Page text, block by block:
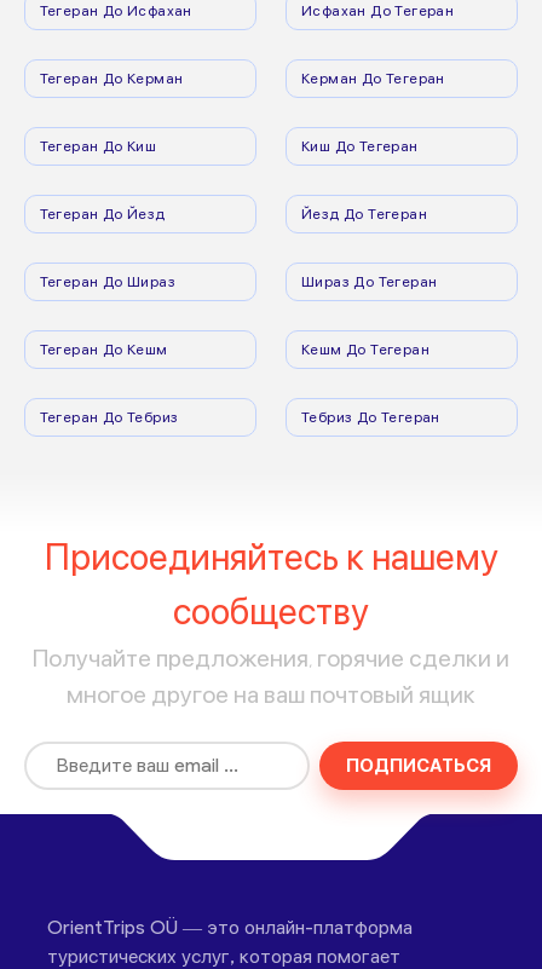
Тегеран До Исфахан Исфахан До Тегеран
Тегеран До Керман Керман До Тегеран
Тегеран До Киш Киш До Тегеран
Тегеран До Йезд Йезд До Тегеран
Тегеран До Шираз Шираз До Тегеран
Тегеран До Кешм Кешм До Тегеран
Тегеран До Тебриз Тебриз До Тегеран
Присоединяйтесь к нашему
сообществу
Получайте предложения, горячие сделки и
многое другое на ваш почтовый ящик
ПОДПИСАТЬСЯ
OrientTrips OÜ — это онлайн-платформа
туристических услуг, которая помогает